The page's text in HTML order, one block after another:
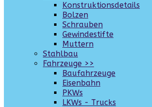
Konstruktionsdetails
Bolzen
Schrauben
Gewindestifte
Muttern
Stahlbau
Fahrzeuge >>
Baufahrzeuge
Eisenbahn
PKWs
LKWs - Trucks